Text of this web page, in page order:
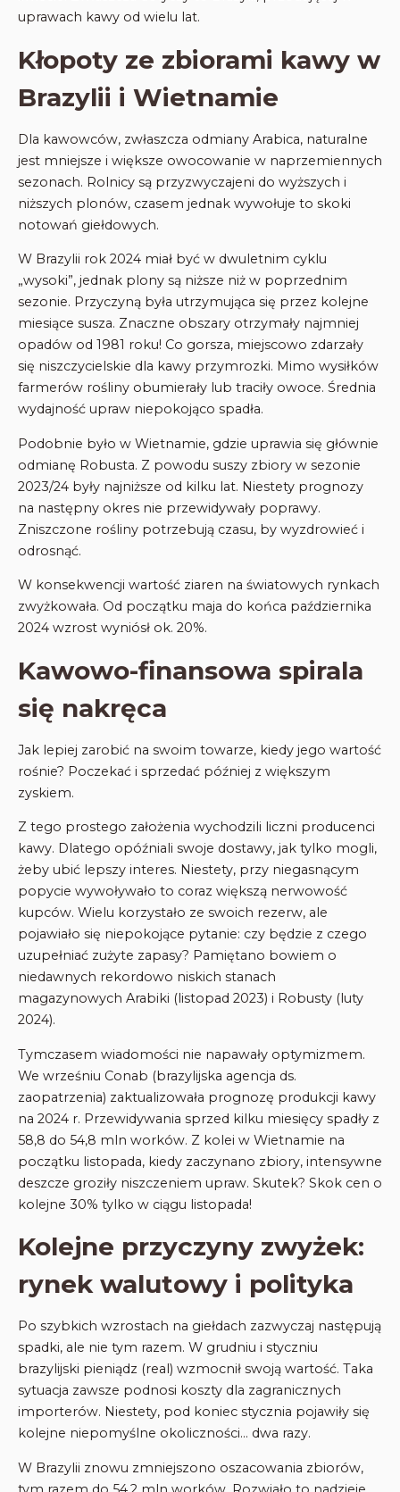
uprawach kawy od wielu lat.
Kłopoty ze zbiorami kawy w
Brazylii i Wietnamie
Dla kawowców, zwłaszcza odmiany Arabica, naturalne
jest mniejsze i większe owocowanie w naprzemiennych
sezonach. Rolnicy są przyzwyczajeni do wyższych i
niższych plonów, czasem jednak wywołuje to skoki
notowań giełdowych.
W Brazylii rok 2024 miał być w dwuletnim cyklu
„wysoki”, jednak plony są niższe niż w poprzednim
sezonie. Przyczyną była utrzymująca się przez kolejne
miesiące susza. Znaczne obszary otrzymały najmniej
opadów od 1981 roku! Co gorsza, miejscowo zdarzały
się niszczycielskie dla kawy przymrozki. Mimo wysiłków
farmerów rośliny obumierały lub traciły owoce. Średnia
wydajność upraw niepokojąco spadła.
Podobnie było w Wietnamie, gdzie uprawia się głównie
odmianę Robusta. Z powodu suszy zbiory w sezonie
2023/24 były najniższe od kilku lat. Niestety prognozy
na następny okres nie przewidywały poprawy.
Zniszczone rośliny potrzebują czasu, by wyzdrowieć i
odrosnąć.
W konsekwencji wartość ziaren na światowych rynkach
zwyżkowała. Od początku maja do końca października
2024 wzrost wyniósł ok. 20%.
Kawowo-finansowa spirala
się nakręca
Jak lepiej zarobić na swoim towarze, kiedy jego wartość
rośnie? Poczekać i sprzedać później z większym
zyskiem.
Z tego prostego założenia wychodzili liczni producenci
kawy. Dlatego opóźniali swoje dostawy, jak tylko mogli,
żeby ubić lepszy interes. Niestety, przy niegasnącym
popycie wywoływało to coraz większą nerwowość
kupców. Wielu korzystało ze swoich rezerw, ale
pojawiało się niepokojące pytanie: czy będzie z czego
uzupełniać zużyte zapasy? Pamiętano bowiem o
niedawnych rekordowo niskich stanach
magazynowych Arabiki (listopad 2023) i Robusty (luty
2024).
Tymczasem wiadomości nie napawały optymizmem.
We wrześniu Conab (brazylijska agencja ds.
zaopatrzenia) zaktualizowała prognozę produkcji kawy
na 2024 r. Przewidywania sprzed kilku miesięcy spadły z
58,8 do 54,8 mln worków. Z kolei w Wietnamie na
początku listopada, kiedy zaczynano zbiory, intensywne
deszcze groziły niszczeniem upraw. Skutek? Skok cen o
kolejne 30% tylko w ciągu listopada!
Kolejne przyczyny zwyżek:
rynek walutowy i polityka
Po szybkich wzrostach na giełdach zazwyczaj następują
spadki, ale nie tym razem. W grudniu i styczniu
brazylijski pieniądz (real) wzmocnił swoją wartość. Taka
sytuacja zawsze podnosi koszty dla zagranicznych
importerów. Niestety, pod koniec stycznia pojawiły się
kolejne niepomyślne okoliczności… dwa razy.
W Brazylii znowu zmniejszono oszacowania zbiorów,